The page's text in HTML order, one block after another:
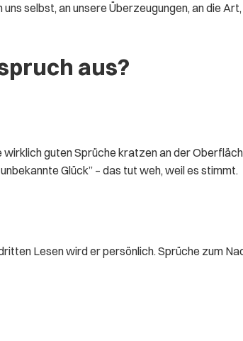
selbst, an unsere Überzeugungen, an die
aus?
guten Sprüche kratzen an der
Glück” – das tut weh, weil es stimmt.
Lesen wird er persönlich. Sprüche zum